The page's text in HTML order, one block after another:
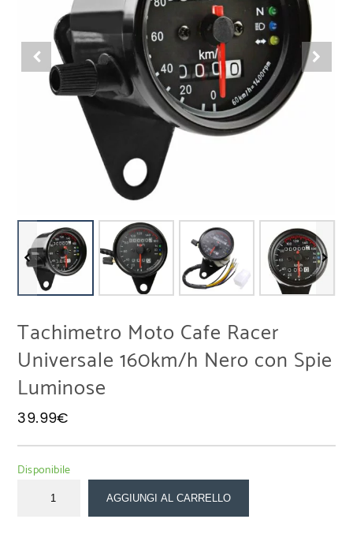
Tachimetro Moto Cafe Racer
Universale 160km/h Nero con Spie
Luminose
39.99€
Disponibile
AGGIUNGI AL CARRELLO